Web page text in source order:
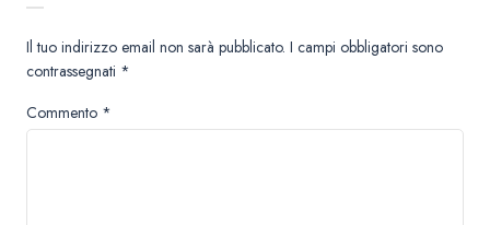
Il tuo indirizzo email non sarà pubblicato. I campi obbligatori sono
contrassegnati *
Commento *